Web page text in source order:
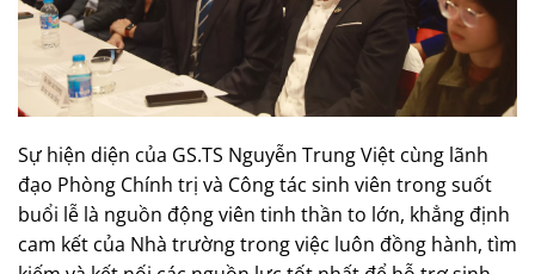
Sự hiện diện của GS.TS Nguyễn Trung Việt cùng lãnh
đạo Phòng Chính trị và Công tác sinh viên trong suốt
buổi lễ là nguồn động viên tinh thần to lớn, khẳng định
cam kết của Nhà trường trong việc luôn đồng hành, tìm